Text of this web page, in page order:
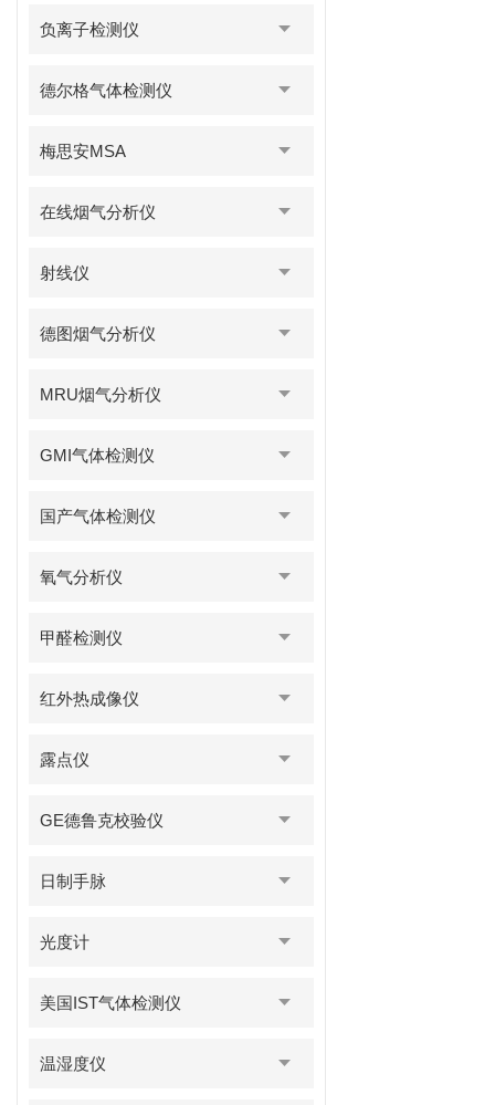
负离子检测仪
德尔格气体检测仪
梅思安MSA
在线烟气分析仪
射线仪
德图烟气分析仪
MRU烟气分析仪
GMI气体检测仪
国产气体检测仪
氧气分析仪
甲醛检测仪
红外热成像仪
露点仪
GE德鲁克校验仪
日制手脉
光度计
美国IST气体检测仪
温湿度仪